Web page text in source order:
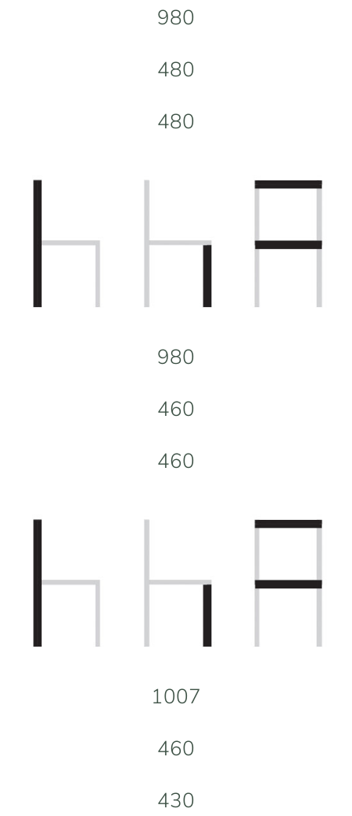
980
480
480
980
460
460
1007
460
430